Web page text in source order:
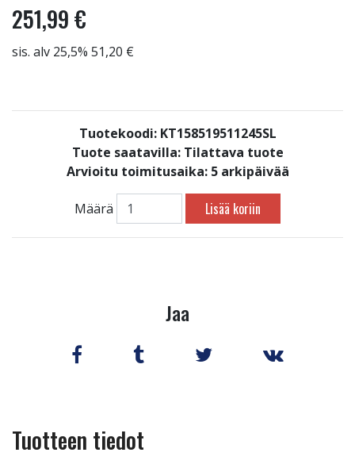
251,99 €
sis. alv 25,5% 51,20 €
Tuotekoodi: KT158519511245SL
Tuote saatavilla: Tilattava tuote
Arvioitu toimitusaika: 5 arkipäivää
Määrä Lisää koriin
Jaa
Tuotteen tiedot